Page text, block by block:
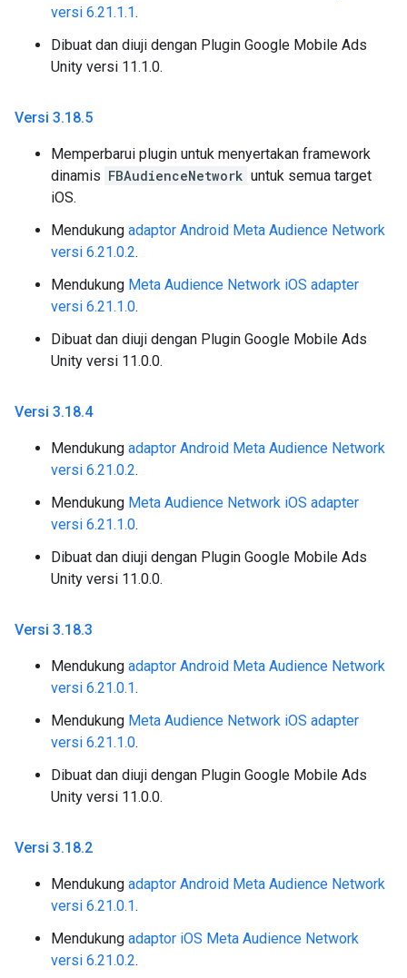
versi 6.21.1.1.
Dibuat dan diuji dengan Plugin Google Mobile Ads
Unity versi 11.1.0.
Versi 3.18.5
Memperbarui plugin untuk menyertakan framework
dinamis FBAudienceNetwork untuk semua target
iOS.
Mendukung adaptor Android Meta Audience Network
versi 6.21.0.2.
Mendukung Meta Audience Network iOS adapter
versi 6.21.1.0.
Dibuat dan diuji dengan Plugin Google Mobile Ads
Unity versi 11.0.0.
Versi 3.18.4
Mendukung adaptor Android Meta Audience Network
versi 6.21.0.2.
Mendukung Meta Audience Network iOS adapter
versi 6.21.1.0.
Dibuat dan diuji dengan Plugin Google Mobile Ads
Unity versi 11.0.0.
Versi 3.18.3
Mendukung adaptor Android Meta Audience Network
versi 6.21.0.1.
Mendukung Meta Audience Network iOS adapter
versi 6.21.1.0.
Dibuat dan diuji dengan Plugin Google Mobile Ads
Unity versi 11.0.0.
Versi 3.18.2
Mendukung adaptor Android Meta Audience Network
versi 6.21.0.1.
Mendukung adaptor iOS Meta Audience Network
versi 6.21.0.2.